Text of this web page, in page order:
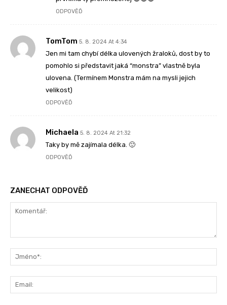
ODPOVĚĎ
TomTom 5. 8. 2024 At 4:34
Jen mi tam chybí délka ulovených žraloků, dost by to
pomohlo si představit jaká “monstra” vlastně byla
ulovena. (Termínem Monstra mám na mysli jejich
velikost)
ODPOVĚĎ
Michaela 5. 8. 2024 At 21:32
Taky by mě zajímala délka. 🙂
ODPOVĚĎ
ZANECHAT ODPOVĚĎ